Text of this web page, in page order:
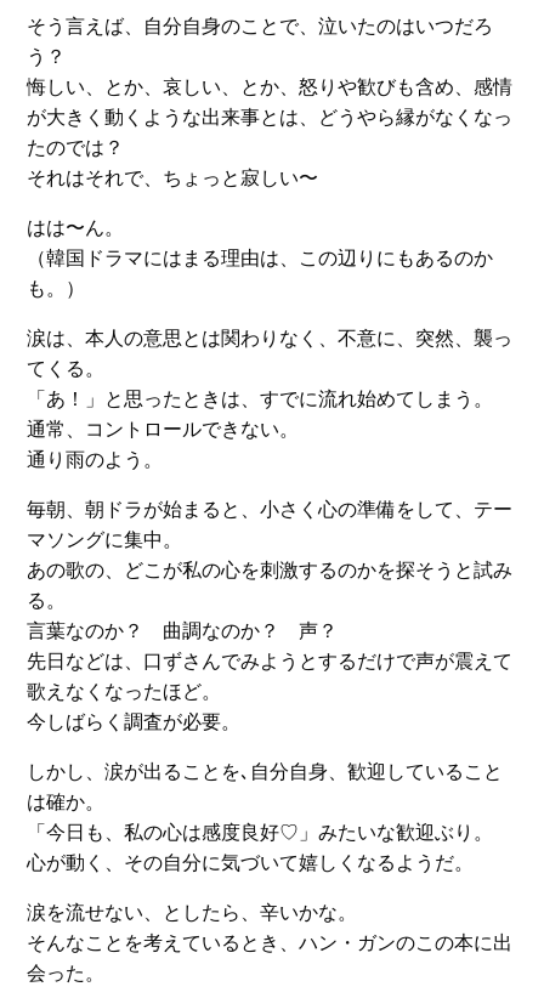
そう言えば、自分自身のことで、泣いたのはいつだろ
う？
悔しい、とか、哀しい、とか、怒りや歓びも含め、感情
が大きく動くような出来事とは、どうやら縁がなくなっ
たのでは？
それはそれで、ちょっと寂しい〜
はは〜ん。
（韓国ドラマにはまる理由は、この辺りにもあるのか
も。）
涙は、本人の意思とは関わりなく、不意に、突然、襲っ
てくる。
「あ！」と思ったときは、すでに流れ始めてしまう。
通常、コントロールできない。
通り雨のよう。
毎朝、朝ドラが始まると、小さく心の準備をして、テー
マソングに集中。
あの歌の、どこが私の心を刺激するのかを探そうと試み
る。
言葉なのか？ 曲調なのか？ 声？
先日などは、口ずさんでみようとするだけで声が震えて
歌えなくなったほど。
今しばらく調査が必要。
しかし、涙が出ることを､自分自身、歓迎していること
は確か。
「今日も、私の心は感度良好♡」みたいな歓迎ぶり。
心が動く、その自分に気づいて嬉しくなるようだ。
涙を流せない、としたら、辛いかな。
そんなことを考えているとき、ハン・ガンのこの本に出
会った。